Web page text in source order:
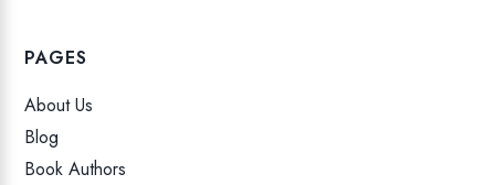
PAGES
About Us
Blog
Book Authors